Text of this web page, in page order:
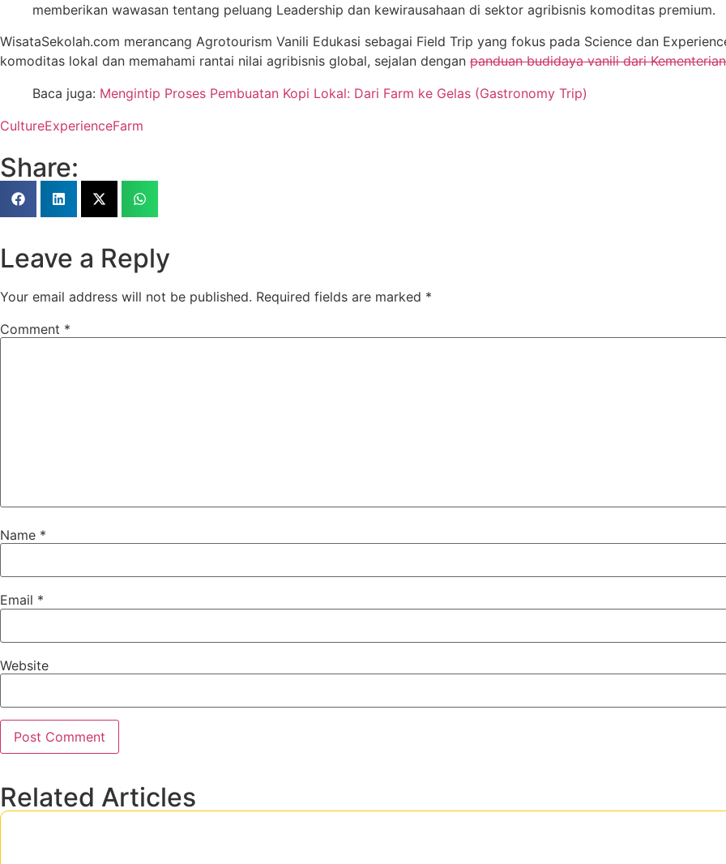
memberikan wawasan tentang peluang Leadership dan kewirausahaan di sektor agribisnis komoditas premium.
WisataSekolah.com merancang Agrotourism Vanili Edukasi sebagai Field Trip yang fokus pada Science dan
komoditas lokal dan memahami rantai nilai agribisnis global, sejalan dengan panduan budidaya vanili dari
Baca juga: Mengintip Proses Pembuatan Kopi Lokal: Dari Farm ke Gelas (Gastronomy Trip)
CultureExperienceFarm
Share:
Leave a Reply
Your email address will not be published. Required fields are marked *
Comment *
Name *
Email *
Website
Related Articles